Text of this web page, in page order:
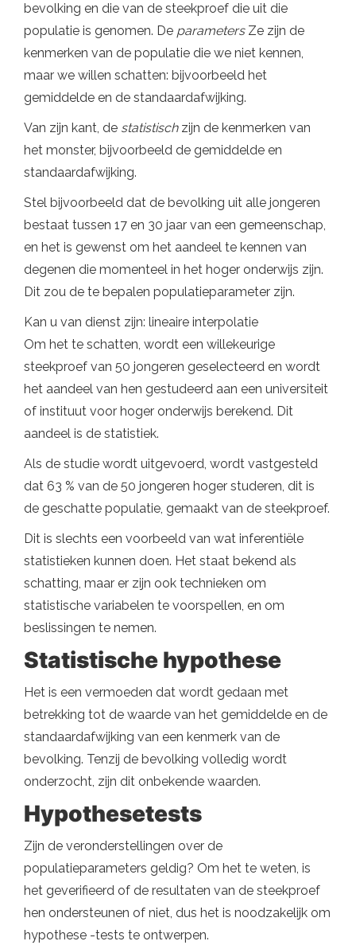
bevolking en die van de steekproef die uit die
populatie is genomen. De parametersZe zijn de
kenmerken van de populatie die we niet kennen,
maar we willen schatten: bijvoorbeeld het
gemiddelde en de standaardafwijking.
Van zijn kant, de statistischzijn de kenmerken van
het monster, bijvoorbeeld de gemiddelde en
standaardafwijking.
Stel bijvoorbeeld dat de bevolking uit alle jongeren
bestaat tussen 17 en 30 jaar van een gemeenschap,
en het is gewenst om het aandeel te kennen van
degenen die momenteel in het hoger onderwijs zijn.
Dit zou de te bepalen populatieparameter zijn.
Kan u van dienst zijn: lineaire interpolatie
Om het te schatten, wordt een willekeurige
steekproef van 50 jongeren geselecteerd en wordt
het aandeel van hen gestudeerd aan een universiteit
of instituut voor hoger onderwijs berekend. Dit
aandeel is de statistiek.
Als de studie wordt uitgevoerd, wordt vastgesteld
dat 63 % van de 50 jongeren hoger studeren, dit is
de geschatte populatie, gemaakt van de steekproef.
Dit is slechts een voorbeeld van wat inferentiële
statistieken kunnen doen. Het staat bekend als
schatting, maar er zijn ook technieken om
statistische variabelen te voorspellen, en om
beslissingen te nemen.
Statistische hypothese
Het is een vermoeden dat wordt gedaan met
betrekking tot de waarde van het gemiddelde en de
standaardafwijking van een kenmerk van de
bevolking. Tenzij de bevolking volledig wordt
onderzocht, zijn dit onbekende waarden.
Hypothesetests
Zijn de veronderstellingen over de
populatieparameters geldig? Om het te weten, is
het geverifieerd of de resultaten van de steekproef
hen ondersteunen of niet, dus het is noodzakelijk om
hypothese -tests te ontwerpen.